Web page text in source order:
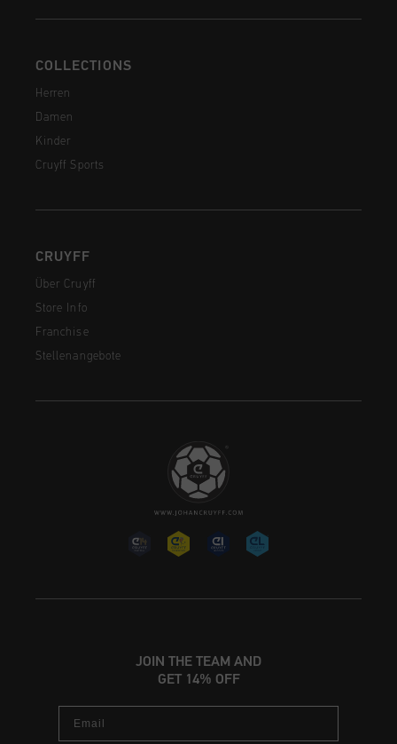
COLLECTIONS
Herren
Damen
Kinder
Cruyff Sports
CRUYFF
Über Cruyff
Store Info
Franchise
Stellenangebote
JOIN THE TEAM AND
GET 14% OFF